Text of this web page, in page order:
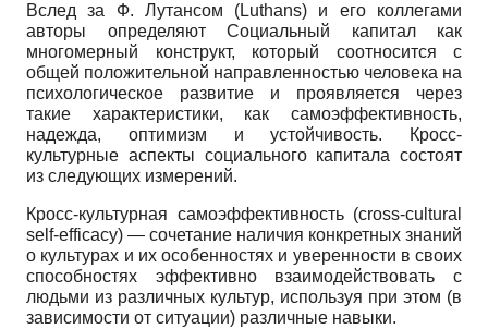
Вслед за Ф. Лутансом (Luthans) и его коллегами
авторы определяют Социальный капитал как
многомерный конструкт, который соотносится с
общей положительной направленностью человека на
психологическое развитие и проявляется через
такие характеристики, как самоэффективность,
надежда, оптимизм и устойчивость. Кросс-
культурные аспекты социального капитала состоят
из следующих измерений.
Кросс-культурная самоэффективность (cross-cultural
self-efficacy) — сочетание наличия конкретных знаний
о культурах и их особенностях и уверенности в своих
способностях эффективно взаимодействовать с
людьми из различных культур, используя при этом (в
зависимости от ситуации) различные навыки.